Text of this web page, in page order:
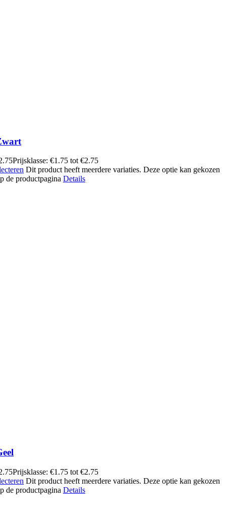
Prijsklasse: €1.75 tot €2.75
Dit product heeft meerdere variaties. Deze optie kan gekozen
de productpagina Details
Prijsklasse: €1.75 tot €2.75
Dit product heeft meerdere variaties. Deze optie kan gekozen
de productpagina Details